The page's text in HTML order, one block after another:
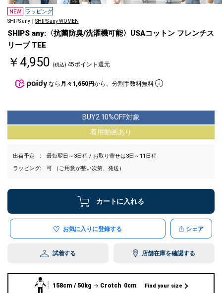
NEW ラッピング
SHIPS any｜ SHIPS any WOMEN
SHIPS any:〈抗菌防臭/洗濯機可能〉USAコットン フレンチス
リーブ TEE
￥4,950 (税込) 45ポイント還元
なら 月々1,650円から。分割手数料無料
BUY2 10%OFF対象
着用動画あり
出荷予定
最短翌日～3日程 / お取り寄せは3日～11日程
ラッピング
可 （ご用意が整い次第、発送）
カートに入れる
お気に入りに登録する シェア
試着する 店舗在庫を確認する
158cm / 50kg Crotch 0cm Find your size